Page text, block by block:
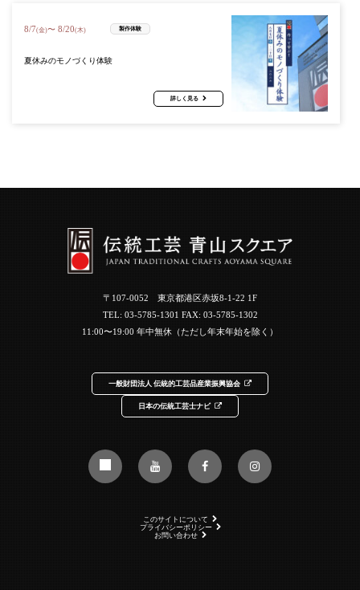
8/7(金)〜 8/20(木) 製作体験
夏休みのモノづくり体験
詳しく見る
〒107-0052 東京都港区赤坂8-1-22 1F
TEL: 03-5785-1301 FAX: 03-5785-1302
11:00〜19:00 年中無休（ただし年末年始を除く）
一般財団法人 伝統的工芸品産業振興協会
日本の伝統工芸士ナビ
このサイトについて
プライバシーポリシー
お問い合わせ